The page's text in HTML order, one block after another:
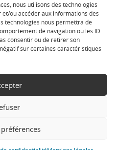
nous utilisons des technologies
ou accéder aux informations des
technologies nous permettra de
de navigation ou les ID
consentir ou de retirer son
sur certaines caractéristiques
-
Politique de
- Agence web WordPress -